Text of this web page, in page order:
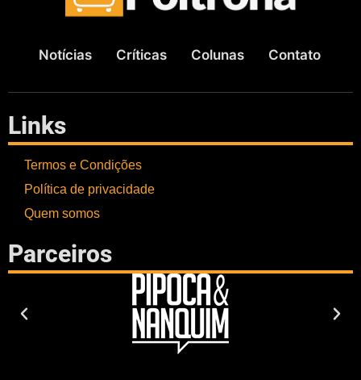
Notícias Críticas Colunas Contato
Links
Termos e Condições
Política de privacidade
Quem somos
Parceiros